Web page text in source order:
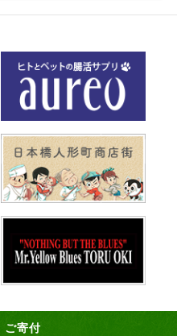
ご寄付